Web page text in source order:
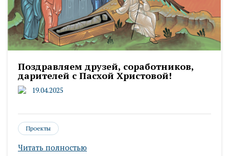
Поздравляем друзей, соработников,
дарителей с Пасхой Христовой!
19.04.2025
Проекты
Читать полностью